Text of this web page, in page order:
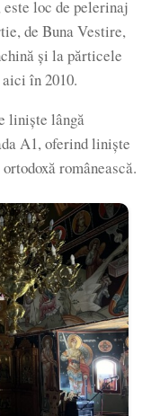
loc de pelerinaj
de Buna Vestire,
și la părticele
în 2010.
liniște lângă
A1, oferind liniște
românească.